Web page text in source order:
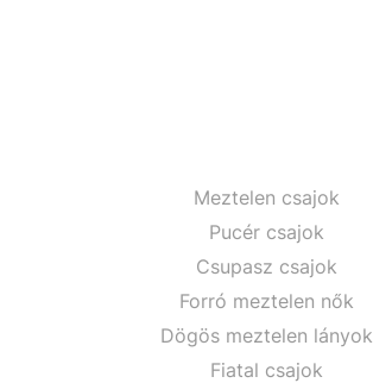
Meztelen csajok
Pucér csajok
Csupasz csajok
Forró meztelen nők
Dögös meztelen lányok
Fiatal csajok